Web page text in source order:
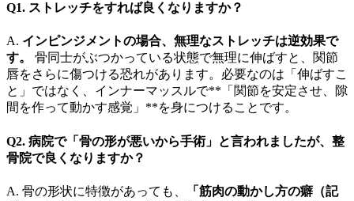
Q1. ストレッチをすれば良くなりますか？
A. インピンジメントの場合、無理なストレッチは逆効果で
す。
骨同士がぶつかっている状態で無理に伸ばすと、関節
唇をさらに傷つける恐れがあります。必要なのは「伸ばすこ
と」ではなく、インナーマッスルで**「関節を安定させ、隙
間を作って動かす感覚」**を身につけることです。
Q2. 病院で「骨の形が悪いから手術」と言われましたが、整
骨院で良くなりますか？
A. 骨の形状に特徴があっても、
「筋肉の動かし方の癖（記